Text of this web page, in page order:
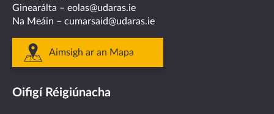
Ginearálta – eolas@udaras.ie
Na Meáin – cumarsaid@udaras.ie
Aimsigh ar an Mapa
Oifigí Réigiúnacha